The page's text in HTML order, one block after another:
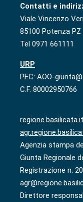
Contatti e
Viale Vincenzo
85100 Potenza PZ
Tel 0971 661111
URP
PEC: AOO-
C.F. 80002950766
regione.basilicata.it
Agenzia stampa
Giunta Regionale
Registrazione n.
Direttore